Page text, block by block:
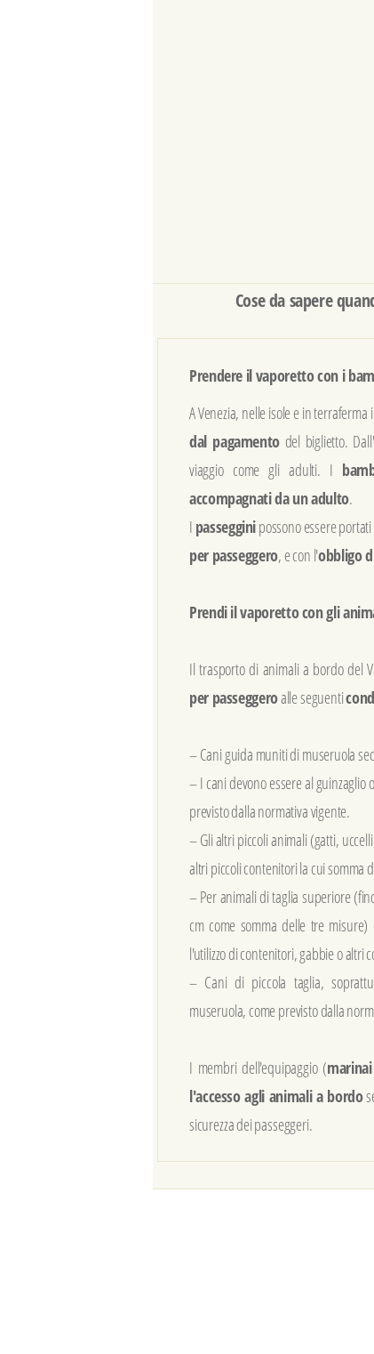
Cose da sapere
Prendere il vaporetto con i
A Venezia, nelle isole e in terraferma i
dal pagamento del biglietto.
viaggio come gli adulti. I
accompagnati da un adulto.
I passegginipossono essere
per passeggero, e con l'obbligo
Prendi il vaporetto con gli
Il trasporto di animali a bordo del
per passeggeroalle seguenti
– Cani guida muniti di museruola
– I cani devono essere al
previsto dalla normativa vigente.
– Gli altri piccoli animali (gatti,
altri piccoli contenitori la cui somma
– Per animali di taglia superiore
cm come somma delle tre
l'utilizzo di contenitori, gabbie o altri
– Cani di piccola taglia,
museruola, come previsto dalla
I membri dell'equipaggio (marinai
l'accesso agli animali a bordo
sicurezza dei passeggeri.